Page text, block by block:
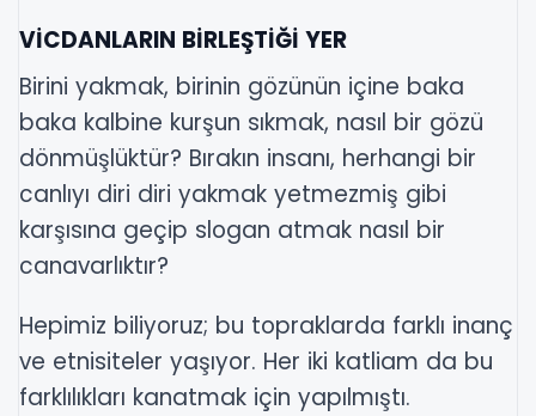
VİCDANLARIN BİRLEŞTİĞİ YER
Birini yakmak, birinin gözünün içine baka
baka kalbine kurşun sıkmak, nasıl bir gözü
dönmüşlüktür? Bırakın insanı, herhangi bir
canlıyı diri diri yakmak yetmezmiş gibi
karşısına geçip slogan atmak nasıl bir
canavarlıktır?
Hepimiz biliyoruz; bu topraklarda farklı inanç
ve etnisiteler yaşıyor. Her iki katliam da bu
farklılıkları kanatmak için yapılmıştı.